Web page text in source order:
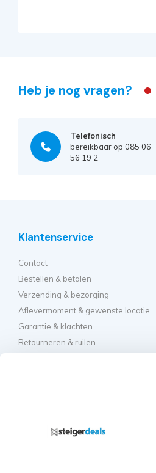
Heb je nog vragen?
Telefonisch
bereikbaar op 085 06
56 19 2
Klantenservice
Contact
Bestellen & betalen
Verzending & bezorging
Aflevermoment & gewenste locatie
Garantie & klachten
Retourneren & ruilen